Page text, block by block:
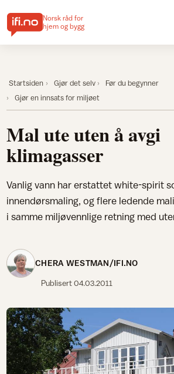
Norsk råd for
hjem og bygg
Startsiden Gjør det selv
Før du begynner
Gjør en innsats for miljøet
Mal ute uten å avgi
klimagasser
Vanlig vann har erstattet white-spirit
innendørsmaling, og flere ledende
i samme miljøvennlige retning med
CHERA WESTMAN/IFI.NO
Publisert04.03.2011